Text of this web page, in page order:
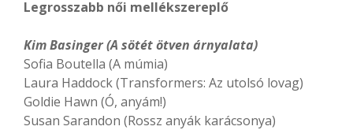
Legrosszabb női mellékszereplő
Kim Basinger (A sötét ötven árnyalata)
Sofia Boutella (A múmia)
Laura Haddock (Transformers: Az utolsó lovag)
Goldie Hawn (Ó, anyám!)
Susan Sarandon (Rossz anyák karácsonya)